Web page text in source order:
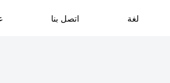
اتصل بنا لغة